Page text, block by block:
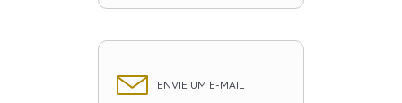
ENVIE UM E-MAIL